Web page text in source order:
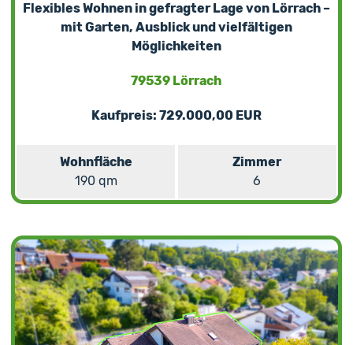
Flexibles Wohnen in gefragter Lage von Lörrach –
mit Garten, Ausblick und vielfältigen
Möglichkeiten
79539 Lörrach
Kaufpreis: 729.000,00 EUR
Wohnfläche
190 qm
Zimmer
6